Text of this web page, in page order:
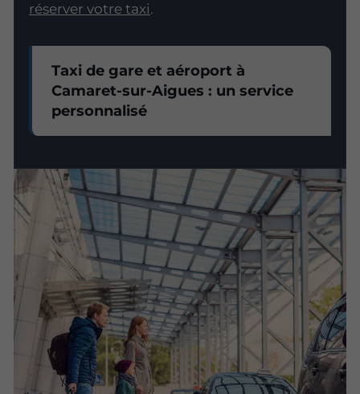
réserver votre taxi.
Taxi de gare et aéroport à
Camaret-sur-Aigues : un service
personnalisé